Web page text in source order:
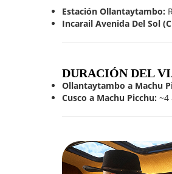
Estación Ollantaytambo:
Incarail Avenida Del Sol
DURACIÓN DEL
Ollantaytambo a Machu
Cusco a Machu Picchu: ~4